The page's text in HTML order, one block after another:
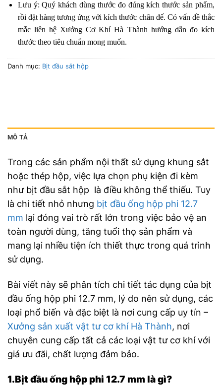
Lưu ý: Quý khách dùng thước đo đúng kích thước sản phẩm,
rồi đặt hàng tương ứng với kích thước chân đế. Có vấn đề thắc
mắc liên hệ Xưởng Cơ Khí Hà Thành hướng dẫn đo kích
thước theo tiêu chuẩn mong muốn.
Danh mục: Bịt đầu sắt hộp
MÔ TẢ
Trong các sản phẩm nội thất sử dụng khung sắt
hoặc thép hộp, việc lựa chọn phụ kiện đi kèm
như bịt đầu sắt hộp là điều không thể thiếu. Tuy
là chi tiết nhỏ nhưng bịt đầu ống hộp phi 12.7
mm lại đóng vai trò rất lớn trong việc bảo vệ an
toàn người dùng, tăng tuổi thọ sản phẩm và
mang lại nhiều tiện ích thiết thực trong quá trình
sử dụng.
Bài viết này sẽ phân tích chi tiết tác dụng của bịt
đầu ống hộp phi 12.7 mm, lý do nên sử dụng, các
loại phổ biến và đặc biệt là nơi cung cấp uy tín –
Xưởng sản xuất vật tư cơ khí Hà Thành, nơi
chuyên cung cấp tất cả các loại vật tư cơ khí với
giá ưu đãi, chất lượng đảm bảo.
1.Bịt đầu ống hộp phi 12.7 mm là gì?